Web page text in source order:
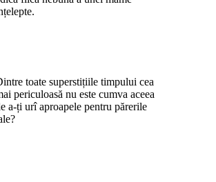
toate superstițiile timpului cea
periculoasă nu este cumva aceea
a-ți urî aproapele pentru părerile